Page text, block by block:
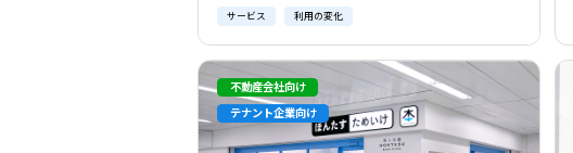
サービス 利用の変化
不動産会社向け
テナント企業向け